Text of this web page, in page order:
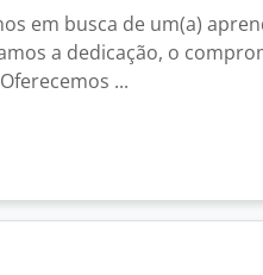
em busca de um(a)
a dedicação, o
...